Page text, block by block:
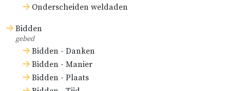
Onderscheiden weldaden
Bidden
gebed
Bidden - Danken
Bidden - Manier
Bidden - Plaats